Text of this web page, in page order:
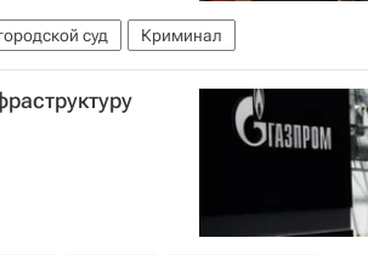
суд Криминал